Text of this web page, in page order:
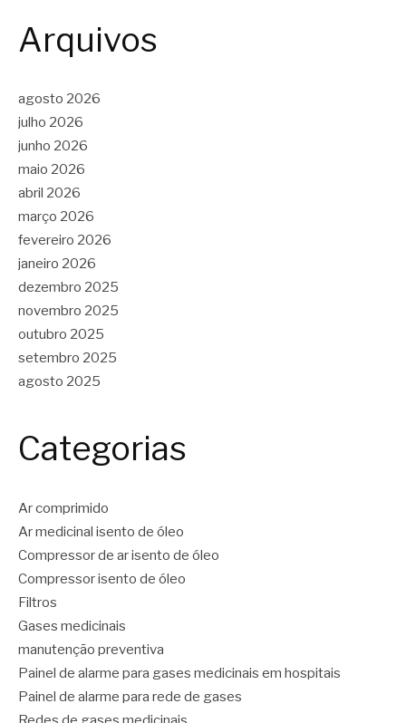
Arquivos
agosto 2026
julho 2026
junho 2026
maio 2026
abril 2026
março 2026
fevereiro 2026
janeiro 2026
dezembro 2025
novembro 2025
outubro 2025
setembro 2025
agosto 2025
Categorias
Ar comprimido
Ar medicinal isento de óleo
Compressor de ar isento de óleo
Compressor isento de óleo
Filtros
Gases medicinais
manutenção preventiva
Painel de alarme para gases medicinais em hospitais
Painel de alarme para rede de gases